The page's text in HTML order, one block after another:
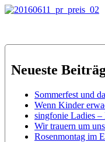
Neueste
Sommerfest und
Wenn Kinder
singfonie Ladies
Wir trauern um
Rosenmontag im